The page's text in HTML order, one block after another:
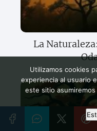
La
Utilizamos cookies
experiencia al usuario
este sitio